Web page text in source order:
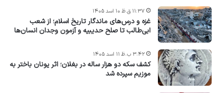
غزه و درس‌های ماندگار تاریخ اسلام؛ از شعب
ابی‌طالب تا صلح حدیبیه و آزمون وجدان انسان‌ها
۱۱:۳۷ ق.ظ ۱۰ اسد ۱۴۰۵
کشف سکه دو هزار ساله در بغلان؛ اثر یونان باختر به
موزیم سپرده شد
۳:۴۲ ب.ظ ۱۱ اسد ۱۴۰۵